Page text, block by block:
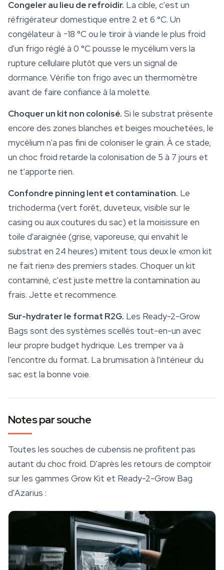
Congeler au lieu de refroidir. La cible, c'est un
réfrigérateur domestique entre 2 et 6 °C. Un
congélateur à −18 °C ou le tiroir à viande le plus froid
d'un frigo réglé à 0 °C pousse le mycélium vers la
rupture cellulaire plutôt que vers un signal de
dormance. Vérifie ton frigo avec un thermomètre
avant de faire confiance à la molette.
Choquer un kit non colonisé. Si le substrat présente
encore des zones blanches et beiges mouchetées, le
mycélium n'a pas fini de coloniser le grain. À ce stade,
un choc froid retarde la colonisation de 5 à 7 jours et
ne t'apporte rien.
Confondre pinning lent et contamination. Le
trichoderma (vert forêt, duveteux, visible sur le
casing ou aux coutures du sac) et la moisissure en
toile d'araignée (grise, vaporeuse, qui envahit le
substrat en 24 heures) imitent tous deux le «mon kit
ne fait rien» des premiers stades. Choquer un kit
contaminé, c'est juste mettre la contamination au
frais. Jette et recommence.
Sur-hydrater le format R2G. Les Ready-2-Grow
Bags sont des systèmes scellés tout-en-un avec
leur propre budget hydrique. Les tremper va à
l'encontre du format. La brumisation à l'intérieur du
sac est la bonne voie.
Notes par souche
Toutes les souches de cubensis ne profitent pas
autant du choc froid. D'après les retours de comptoir
sur les gammes Grow Kit et Ready-2-Grow Bag
d'Azarius :